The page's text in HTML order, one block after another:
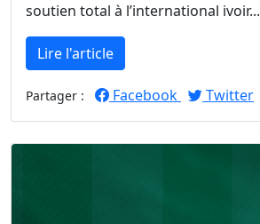
soutien total à l’international ivoir...
Lire l'article
Partager : Facebook Twitter